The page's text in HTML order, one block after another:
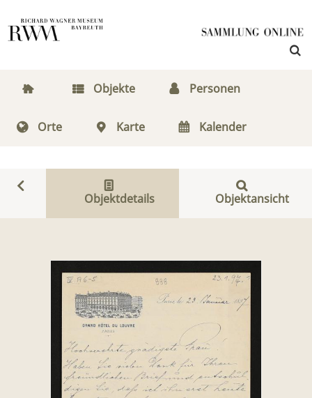
Objekte Personen
Orte Karte Kalender
Objektdetails Objektansicht